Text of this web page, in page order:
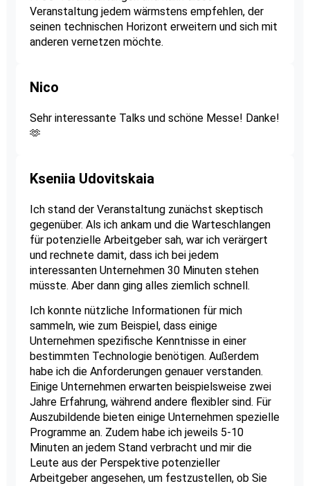
Veranstaltung jedem wärmstens empfehlen, der
seinen technischen Horizont erweitern und sich mit
anderen vernetzen möchte.
Nico
Sehr interessante Talks und schöne Messe! Danke!
🫶
Kseniia Udovitskaia
Ich stand der Veranstaltung zunächst skeptisch
gegenüber. Als ich ankam und die Warteschlangen
für potenzielle Arbeitgeber sah, war ich verärgert
und rechnete damit, dass ich bei jedem
interessanten Unternehmen 30 Minuten stehen
müsste. Aber dann ging alles ziemlich schnell.
Ich konnte nützliche Informationen für mich
sammeln, wie zum Beispiel, dass einige
Unternehmen spezifische Kenntnisse in einer
bestimmten Technologie benötigen. Außerdem
habe ich die Anforderungen genauer verstanden.
Einige Unternehmen erwarten beispielsweise zwei
Jahre Erfahrung, während andere flexibler sind. Für
Auszubildende bieten einige Unternehmen spezielle
Programme an. Zudem habe ich jeweils 5-10
Minuten an jedem Stand verbracht und mir die
Leute aus der Perspektive potenzieller
Arbeitgeber angesehen, um festzustellen, ob Sie